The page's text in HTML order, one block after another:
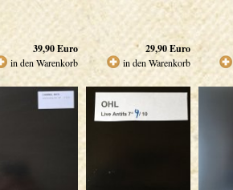
39,90Euro
in den Warenkorb
29,90Euro
in den Warenkorb